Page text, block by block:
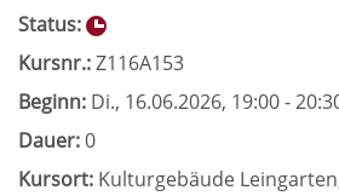
Status:
Kursnr.:Z116A153
Beginn: Di., 16.06.2026, 19:00 -
Dauer:0
Kursort: Kulturgebäude